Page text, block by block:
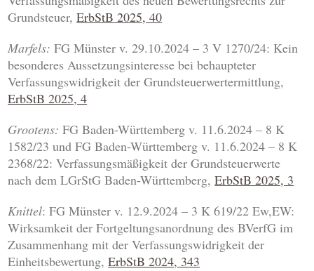
Grundsteuer,ErbStB 2025, 40
Marfels:FG Münster v. 29.10.2024 – 3 V 1270/24: Kein
besonderes Aussetzungsinteresse bei behaupteter
Verfassungswidrigkeit der Grundsteuerwertermittlung,
ErbStB 2025, 4
Grootens:FG Baden-Württemberg v. 11.6.2024 – 8 K
1582/23 und FG Baden-Württemberg v. 11.6.2024 – 8 K
2368/22: Verfassungsmäßigkeit der Grundsteuerwerte
nach dem LGrStG Baden-Württemberg,ErbStB 2025, 3
Knittel: FG Münster v. 12.9.2024 – 3 K 619/22 Ew,EW:
Wirksamkeit der Fortgeltungsanordnung des BVerfG im
Zusammenhang mit der Verfassungswidrigkeit der
Einheitsbewertung,ErbStB 2024, 343